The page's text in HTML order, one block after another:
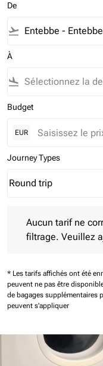
De
flight_takeoff
À
flight_land
Budget
EUR
Journey Types
Journey Types option
Round trip
keyboard_arrow_down
Aucun tarif ne
filtrage. Veuillez
* Les tarifs affichés ont été
peuvent ne pas être
de bagages supplémentaires
peuvent s'appliquer